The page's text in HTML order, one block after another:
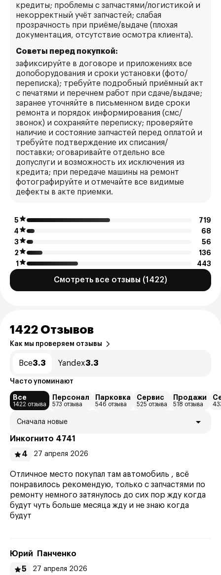
кредиты; проблемы с запчастями/логистикой и
некорректный учёт запчастей; слабая
прозрачность при приёме/выдаче (плохая
документация, отсутствие осмотра клиента).
Советы перед покупкой:
зафиксируйте в договоре и приложениях все
допоборудования и сроки установки (фото/
переписка); требуйте подробный приёмный акт
с печатями и перечнем работ при сдаче/выдаче;
заранее уточняйте в письменном виде сроки
ремонта и порядок информирования (смс/
звонок) и сохраняйте переписку; проверяйте
наличие и состояние запчастей перед оплатой и
требуйте подтверждение их списания/
поставки; оговаривайте отдельно все
допуслуги и возможность их исключения из
кредита; при передаче машины на ремонт
фотографируйте и отмечайте все видимые
дефекты в акте приемки.
5
719
4
68
3
56
2
136
1
443
Смотреть все отзывы (1422)
1422 Отзывов
Как мы проверяем отзывы
Все3.3 Yandex3.3
Часто упоминают
Все
1422 отзыва
Персонал
573 отзыва
Парковка
546 отзыва
Сервис
525 отзыва
Продажи
518 отзыва
Сначала новые
Инкогнито 4741
4
27 апреля 2026
Отличное место покупал там автомобиль , всё
понравилось рекомендую, только с запчастями по
ремонту немного затянулось до сих пор жду когда
будут чуть больше месяца жду и не знаю когда
будут
Юрий Панченко
5
27 апреля 2026